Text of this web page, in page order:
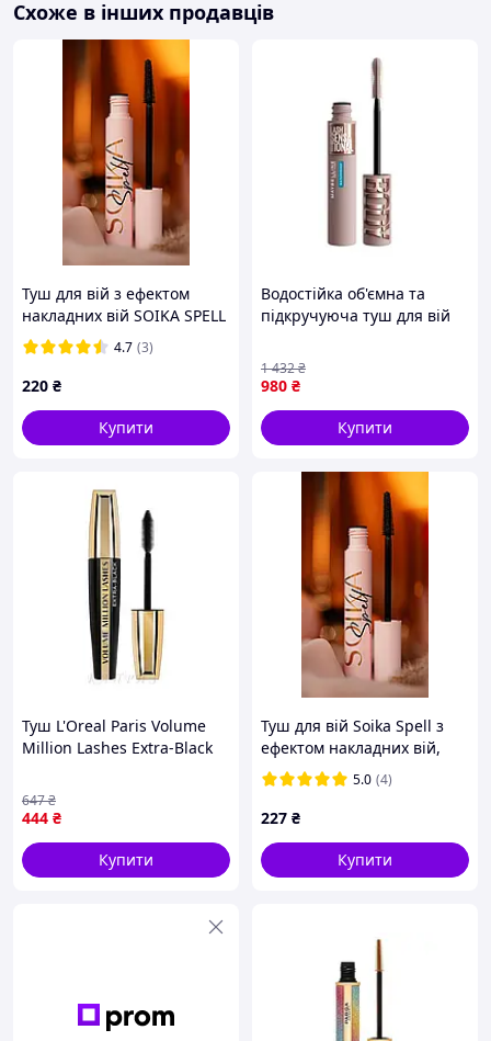
Схоже в інших продавців
Туш для вій з ефектом
накладних вій SOIKА SPELL
в індивідуальній коробочці
4.7 (3)
220 ₴
Купити
Водостійка об'ємна та
підкручуюча туш для вій
Sensational Body Mascara
Waterproof 01 Black 9.7 мл
980 ₴
1 432₴
Купити
Туш L'Oreal Paris Volume
Million Lashes Extra-Black
444 ₴
647₴
Купити
Туш для вій Soika Spell з
ефектом накладних вій,
чорна
5.0 (4)
227 ₴
Купити